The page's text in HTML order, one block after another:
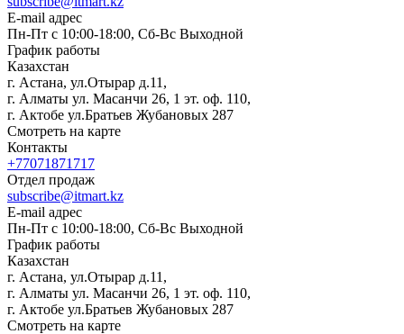
E-mail адрес
Пн-Пт с 10:00-18:00, Сб-Вс Выходной
График работы
Казахстан
г. Астана, ул.Отырар д.11,
г. Алматы ул. Масанчи 26, 1 эт. оф. 110,
г. Актобе ул.Братьев Жубановых 287
Смотреть на карте
Контакты
+77071871717
Отдел продаж
subscribe@itmart.kz
E-mail адрес
Пн-Пт с 10:00-18:00, Сб-Вс Выходной
График работы
Казахстан
г. Астана, ул.Отырар д.11,
г. Алматы ул. Масанчи 26, 1 эт. оф. 110,
г. Актобе ул.Братьев Жубановых 287
Смотреть на карте